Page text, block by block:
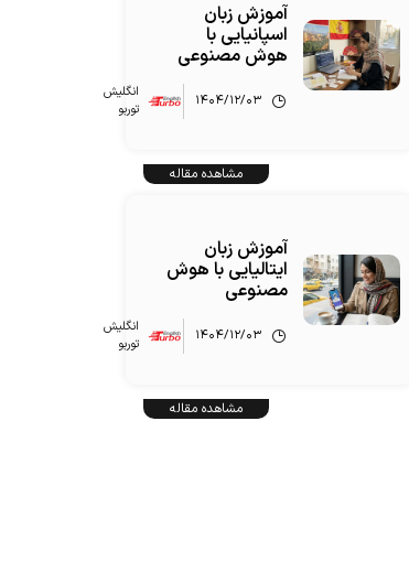
آموزش زبان
اسپانیایی با
هوش مصنوعی
۱۴۰۴/۱۲/۰۳
انگلیش‌
توربو
مشاهده مقاله
آموزش زبان
ایتالیایی با هوش
مصنوعی
۱۴۰۴/۱۲/۰۳
انگلیش‌
توربو
مشاهده مقاله